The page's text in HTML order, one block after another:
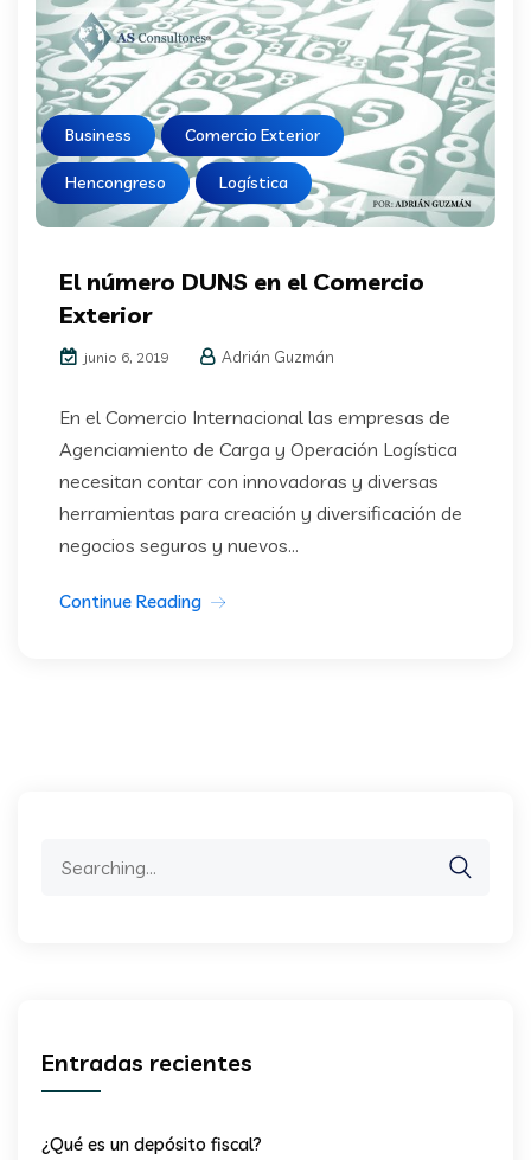
Business Comercio Exterior
Hencongreso Logística
El número DUNS en el Comercio
Exterior
junio 6, 2019 Adrián Guzmán
En el Comercio Internacional las empresas de
Agenciamiento de Carga y Operación Logística
necesitan contar con innovadoras y diversas
herramientas para creación y diversificación de
negocios seguros y nuevos...
Continue Reading
Entradas recientes
¿Qué es un depósito fiscal?